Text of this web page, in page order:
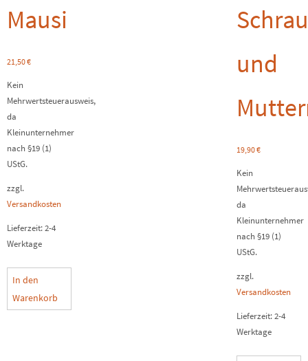
Mausi
21,50€
Kein
Mehrwertsteuerausweis,
da
Kleinunternehmer
nach §19 (1)
UStG.
zzgl.
Versandkosten
Lieferzeit:2-4
Werktage
In den
Warenkorb
und
19,90€
Kein
da
Kleinunternehmer
nach §19 (1)
UStG.
zzgl.
Versandkosten
Lieferzeit:2-4
Werktage